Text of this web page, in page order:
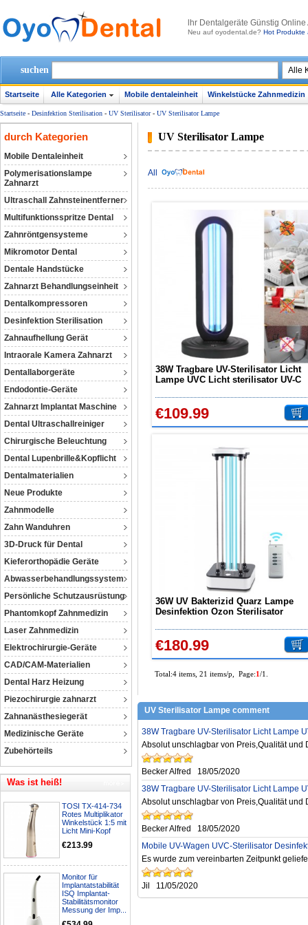
lhr Dentalgeräte Günstig
Neu auf oyodental.de? Hot Produkte
suchen
Startseite Alle Kategorien Mobile dentaleinheit Winkelstücke Zahnmedizin
Startseite - Desinfektion Sterilisation - UV Sterilisator- UV Sterilisator Lampe
durch Kategorien
Mobile Dentaleinheit
Polymerisationslampe
Zahnarzt
Ultraschall Zahnsteinentferner
Multifunktionsspritze Dental
Zahnröntgensysteme
Mikromotor Dental
Dentale Handstücke
Zahnarzt Behandlungseinheit
Dentalkompressoren‎
Desinfektion Sterilisation
Zahnaufhellung Gerät
Intraorale Kamera Zahnarzt
Dentallaborgeräte
Endodontie-Geräte
Zahnarzt Implantat Maschine
Dental Ultraschallreiniger
Chirurgische Beleuchtung
Dental Lupenbrille&Kopflicht
Dentalmaterialien
Neue Produkte
Zahnmodelle
Zahn Wanduhren
3D-Druck für Dental
Kieferorthopädie Geräte
Abwasserbehandlungssystem
Persönliche Schutzausrüstung
Phantomkopf Zahnmedizin
Laser Zahnmedizin
Elektrochirurgie-Geräte
CAD/CAM-Materialien
Dental Harz Heizung
Piezochirurgie zahnarzt
Zahnanästhesiegerät
Medizinische Geräte
Zubehörteils
Was ist heiß!
TOSI TX-414-734
Rotes Multiplikator
Winkelstück 1:5 mit
Licht Mini-Kopf
€213.99
Monitor für
Implantatstabilität
ISQ Implantat-
Stabilitätsmonitor
Messung der Imp...
UV Sterilisator Lampe
All
38W Tragbare UV-Sterilisator Licht
Lampe UVC Licht sterilisator UV-C
€109.99
36W UV Bakterizid Quarz Lampe
Desinfektion Ozon Sterilisator
€180.99
Total:4 items, 21 items/p, Page:1/1.
UV Sterilisator Lampe comment
38W Tragbare UV-Sterilisator Licht Lampe
Absolut unschlagbar von Preis,Qualität und
Becker Alfred
18/05/2020
38W Tragbare UV-Sterilisator Licht Lampe
Absolut unschlagbar von Preis,Qualität und
Becker Alfred
18/05/2020
Mobile UV-Wagen UVC-Sterilisator
Es wurde zum vereinbarten Zeitpunkt
Jil 11/05/2020